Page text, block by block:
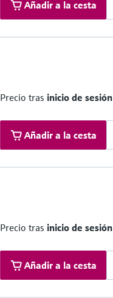
Añadir a la cesta
Precio tras inicio de sesión
Añadir a la cesta
Precio tras inicio de sesión
Añadir a la cesta